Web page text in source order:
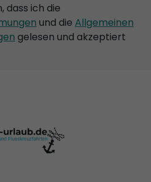
dass ich die
und die Allgemeinen
gelesen und akzeptiert